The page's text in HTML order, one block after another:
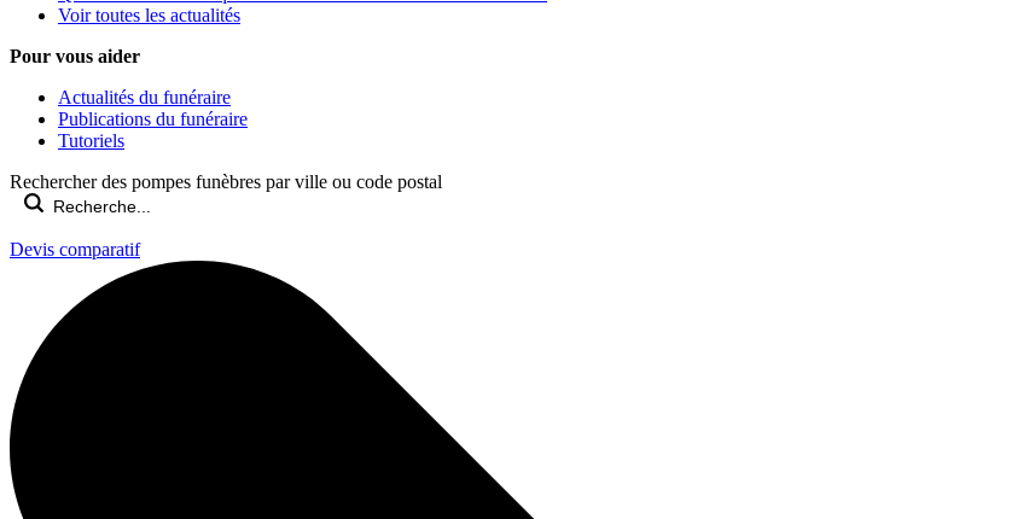
Voir toutes les actualités
Pour vous aider
Actualités du funéraire
Publications du funéraire
Tutoriels
Rechercher des pompes funèbres par ville ou code postal
Devis comparatif